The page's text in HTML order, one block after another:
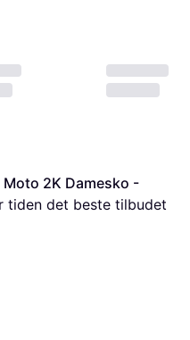
Moto 2K Damesko -
tiden det beste tilbudet